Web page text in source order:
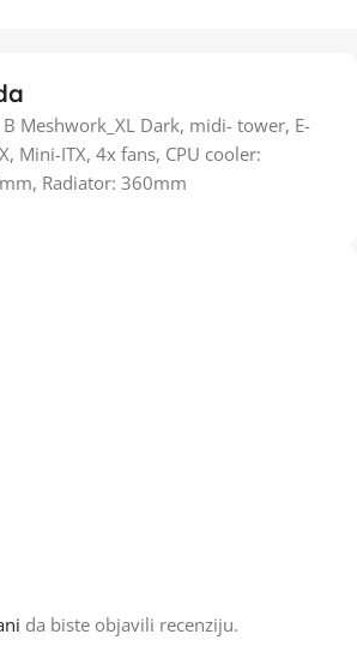
Meshwork_XL Dark, midi- tower, E-
Mini-ITX, 4x fans, CPU cooler:
Radiator: 360mm
da biste objavili recenziju.